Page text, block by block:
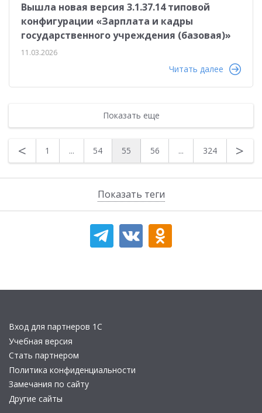
Показать теги
Вышла новая версия 3.1.37.14 типовой
конфигурации «Зарплата и кадры
государственного учреждения (базовая)»
11.03.2026
Читать далее
Показать еще
< 1 ... 54 55 56 ... 324 >
Вход для партнеров 1С
Учебная версия
Стать партнером
Политика конфиденциальности
Замечания по сайту
Другие сайты